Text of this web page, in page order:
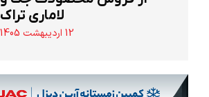
لاماری تراک
12 اردیبهشت 1405